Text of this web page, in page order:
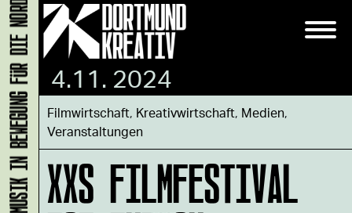
4.11. 2024
Filmwirtschaft, Kreativwirtschaft, Medien,
Veranstaltungen
XXS FILMFESTIVAL